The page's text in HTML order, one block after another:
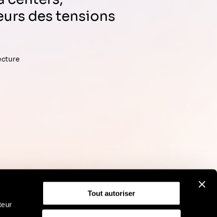
Tout autoriser
des tensions